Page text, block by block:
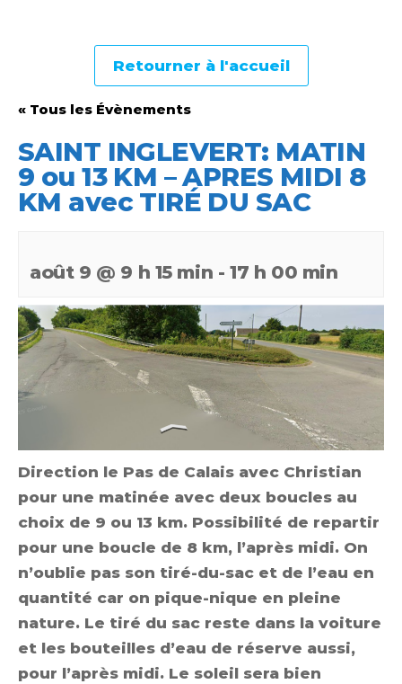
Retourner à l'accueil
« Tous les Évènements
SAINT INGLEVERT: MATIN
9 ou 13 KM – APRES MIDI 8
KM avec TIRÉ DU SAC
août 9 @ 9 h 15 min -17 h 00 min
Direction le Pas de Calais avec Christian
pour une matinée avec deux boucles au
choix de 9 ou 13 km. Possibilité de repartir
pour une boucle de 8 km, l’après midi. On
n’oublie pas son tiré-du-sac et de l’eau en
quantité car on pique-nique en pleine
nature. Le tiré du sac reste dans la voiture
et les bouteilles d’eau de réserve aussi,
pour l’après midi. Le soleil sera bien